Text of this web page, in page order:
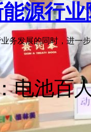
源行
务发展的同时，进一
电池百